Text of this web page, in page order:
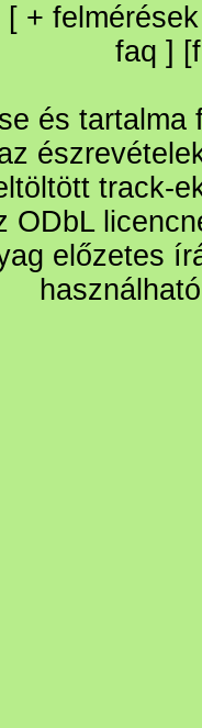
[ + felmérések
faq ] [
és
track-
ODbL
előzetes